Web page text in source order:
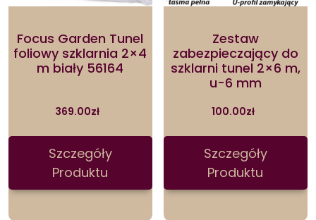
Focus Garden Tunel
foliowy szklarnia 2×4
m biały 56164
369.00zł
Szczegóły
Produktu
Zestaw
zabezpieczający do
szklarni tunel 2×6 m,
u-6 mm
100.00zł
Szczegóły
Produktu